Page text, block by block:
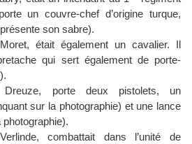
un couvre-chef d’origine turque,
son sabre).
était également un cavalier. Il
qui sert également de porte-
porte deux pistolets, un
sur la photographie) et une lance
combattait dans l’unité de